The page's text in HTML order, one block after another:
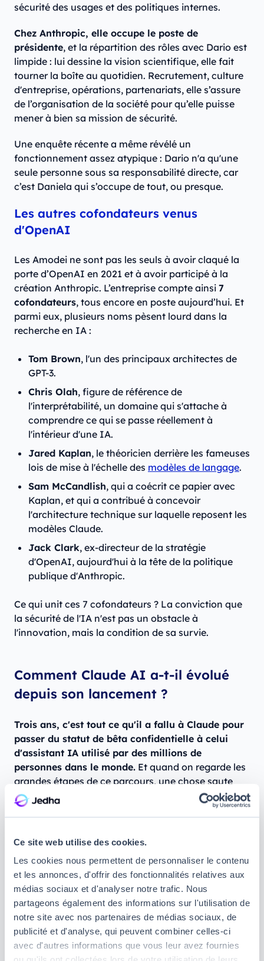
Ce site web utilise des cookies.
Les cookies nous permettent de personnaliser le contenu
et les annonces, d'offrir des fonctionnalités relatives aux
médias sociaux et d'analyser notre trafic. Nous
partageons également des informations sur l'utilisation de
notre site avec nos partenaires de médias sociaux, de
publicité et d'analyse, qui peuvent combiner celles-ci
avec d'autres informations que vous leur avez fournies
sécurité des usages et des politiques internes.
Chez Anthropic, elle occupe le poste de
présidente, et la répartition des rôles avec Dario est
limpide : lui dessine la vision scientifique, elle fait
tourner la boîte au quotidien. Recrutement, culture
d'entreprise, opérations, partenariats, elle s’assure
de l’organisation de la société pour qu’elle puisse
mener à bien sa mission de sécurité.
Une enquête récente a même révélé un
fonctionnement assez atypique : Dario n'a qu'une
seule personne sous sa responsabilité directe, car
c’est Daniela qui s’occupe de tout, ou presque.
Les autres cofondateurs venus
d'OpenAI
Les Amodei ne sont pas les seuls à avoir claqué la
porte d’OpenAI en 2021 et à avoir participé à la
création Anthropic. L’entreprise compte ainsi 7
cofondateurs, tous encore en poste aujourd’hui. Et
parmi eux, plusieurs noms pèsent lourd dans la
recherche en IA :
Tom Brown, l'un des principaux architectes de
GPT-3.
Chris Olah, figure de référence de
l'interprétabilité, un domaine qui s'attache à
comprendre ce qui se passe réellement à
l'intérieur d'une IA.
Jared Kaplan, le théoricien derrière les fameuses
lois de mise à l'échelle des modèles de langage.
Sam McCandlish, qui a coécrit ce papier avec
Kaplan, et qui a contribué à concevoir
l'architecture technique sur laquelle reposent les
modèles Claude.
Jack Clark, ex-directeur de la stratégie
d'OpenAI, aujourd'hui à la tête de la politique
publique d'Anthropic.
Ce qui unit ces 7 cofondateurs ? La conviction que
la sécurité de l'IA n'est pas un obstacle à
l'innovation, mais la condition de sa survie.
Comment Claude AI a-t-il évolué
depuis son lancement ?
Trois ans, c'est tout ce qu'il a fallu à Claude pour
passer du statut de bêta confidentielle à celui
d'assistant IA utilisé par des millions de
personnes dans le monde. Et quand on regarde les
grandes étapes de ce parcours, une chose saute
aux yeux : tout est allé de plus en plus vite :
une sortie plutôt discrète. Claude débarque
« Claude Instant », accessible uniquement en
bêta fermée via des outils tiers, avant que
claude.ai n'ouvre enfin ses portes au grand
public. Claude 2 suit quelques mois plus tard, et
pose les bases de ce qui va devenir une vraie
famille de produits.
2024 : le vrai tournant avec Claude 3 et ses